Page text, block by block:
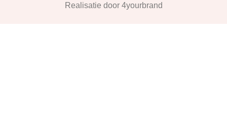
Realisatie door 4yourbrand